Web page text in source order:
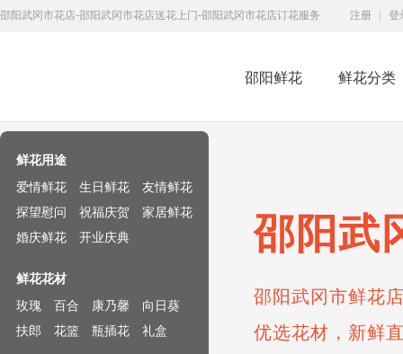
邵阳武冈市花店-邵阳武冈市花店送花上门-邵阳武冈市花店订花服务 注册 登
邵阳鲜花 鲜花分类
邵阳武
邵阳武冈市鲜花
优选花材，新鲜
鲜花用途
爱情鲜花
生日鲜花
友情鲜花
探望慰问
祝福庆贺
家居鲜花
婚庆鲜花
开业庆典
鲜花花材
玫瑰
百合 康乃馨
向日葵
扶郎
花篮 瓶插花 礼盒